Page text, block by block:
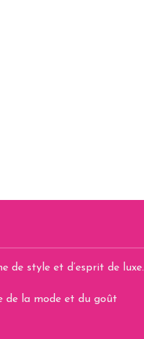
de style et d’esprit de luxe.
de la mode et du goût